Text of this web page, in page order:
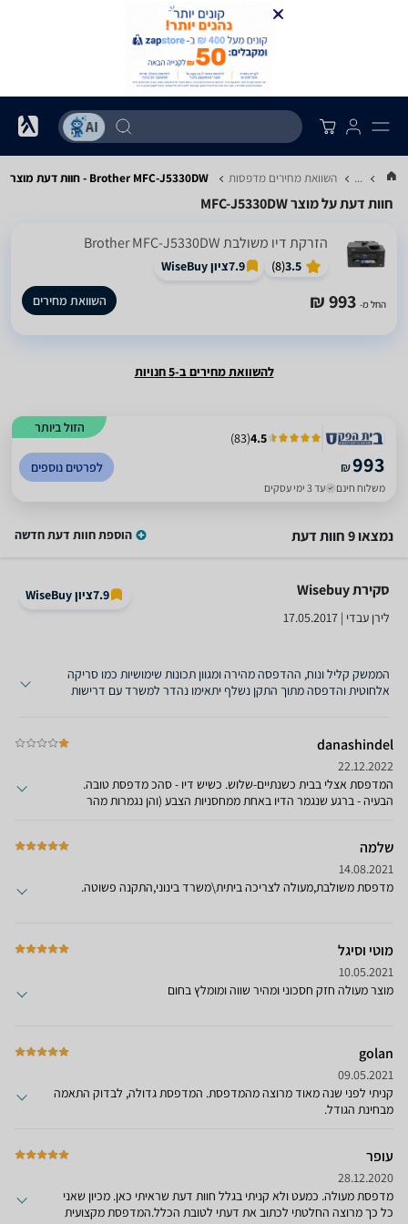
... השוואת מחירים מדפסות Brother MFC-J5330DW - חוות דעת מוצר
חוות דעת על מוצר MFC-J5330DW
‏הזרקת דיו ‏משולבת Brother MFC-J5330DW
3.5
(
8
)
7.9ציון WiseBuy
החל מ- 993 ₪ השוואת מחירים
להשוואת מחירים ב-5 חנויות
הזול ביותר
4.5
(
83
)
₪993
משלוח חינם עד 3 ימי עסקים
לפרטים נוספים
נמצאו 9 חוות דעת הוספת חוות דעת חדשה
סקירת Wisebuy ‏
לירן עבדי | 17.05.2017
7.9ציון WiseBuy
הממשק קליל ונוח, ההדפסה מהירה ומגוון תכונות שימושיות כמו סריקה
אלחוטית והדפסה מתוך התקן נשלף יתאימו נהדר למשרד עם דרישות
השלם גדול מסך חלקיו ובסופו של יום, המדפסת תדע לענות על רוב
הצרכים של בעל משרד קטן/בינוני.
danashindel
22.12.2022
המדפסת אצלי בבית כשנתיים-שלוש. כשיש דיו - סהכ מדפסת טובה.
הבעיה - ברגע שנגמר הדיו באחת ממחסניות הצבע (והן נגמרות מהר
לבן במחשב, אך זה לא עובד. לעולם לא נוגע במדפסות של החברה הזו.
שלמה
14.08.2021
מדפסת משולבת,מעולה לצריכה ביתית\משרד בינוני,התקנה פשוטה.
מוטי וסיגל
10.05.2021
מוצר מעולה חזק חסכוני ומהיר שווה ומומלץ בחום
golan
09.05.2021
קניתי לפני שנה מאוד מרוצה מהמדפסת. המדפסת גדולה, לבדוק התאמה
מבחינת הגודל.
עופר
28.12.2020
מדפסת מעולה. כמעט ולא קניתי בגלל חוות דעת שראיתי כאן. מכיון שאני
כל כך מרוצה החלטתי לכתוב את דעתי לטובת הכלל.המדפסת מקצועית